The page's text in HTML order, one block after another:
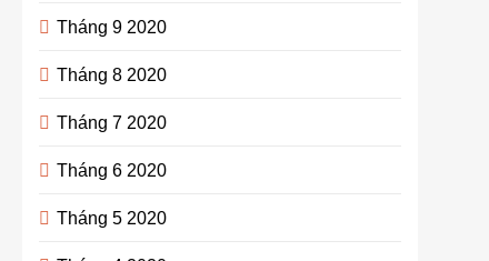
Tháng 9 2020
Tháng 8 2020
Tháng 7 2020
Tháng 6 2020
Tháng 5 2020